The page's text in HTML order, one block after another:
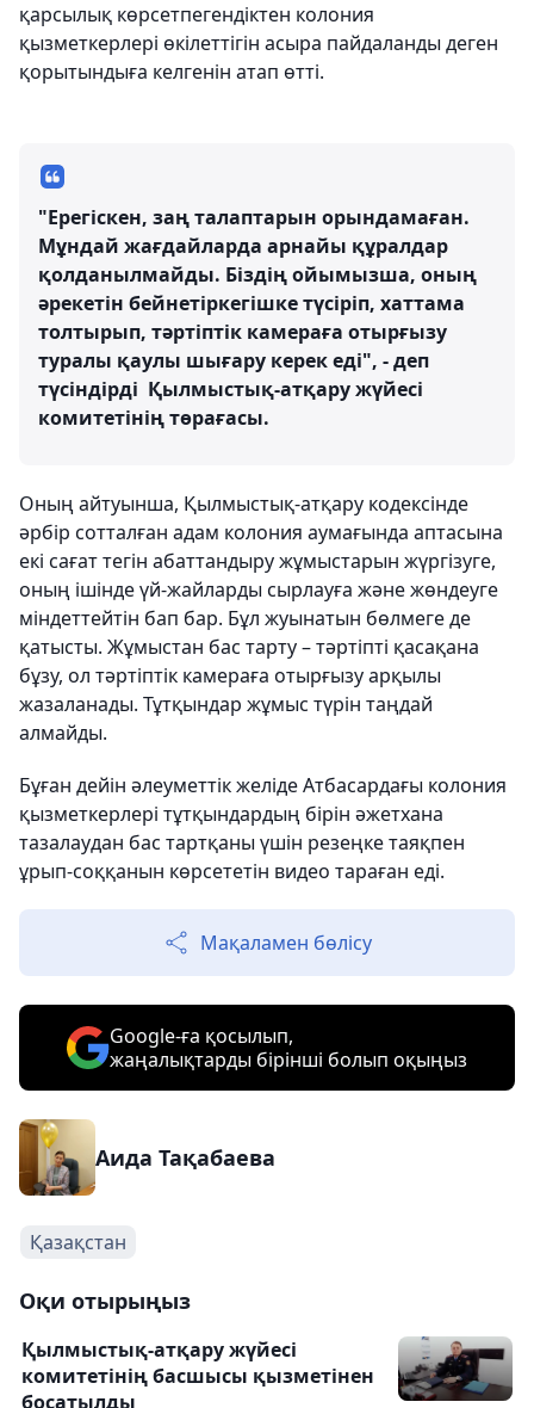
қарсылық көрсетпегендіктен колония
қызметкерлері өкілеттігін асыра пайдаланды деген
қорытындыға келгенін атап өтті.
"Ерегіскен, заң талаптарын орындамаған.
Мұндай жағдайларда арнайы құралдар
қолданылмайды. Біздің ойымызша, оның
әрекетін бейнетіркегішке түсіріп, хаттама
толтырып, тәртіптік камераға отырғызу
туралы қаулы шығару керек еді", - деп
түсіндірді Қылмыстық-атқару жүйесі
комитетінің төрағасы.
Оның айтуынша, Қылмыстық-атқару кодексінде
әрбір сотталған адам колония аумағында аптасына
екі сағат тегін абаттандыру жұмыстарын жүргізуге,
оның ішінде үй-жайларды сырлауға және жөндеуге
міндеттейтін бап бар. Бұл жуынатын бөлмеге де
қатысты. Жұмыстан бас тарту – тәртіпті қасақана
бұзу, ол тәртіптік камераға отырғызу арқылы
жазаланады. Тұтқындар жұмыс түрін таңдай
алмайды.
Бұған дейін әлеуметтік желіде Атбасардағы колония
қызметкерлері тұтқындардың бірін әжетхана
тазалаудан бас тартқаны үшін резеңке таяқпен
ұрып-соққанын көрсететін видео тараған еді.
Мақаламен бөлісу
Google-ға қосылып,
жаңалықтарды бірінші болып оқыңыз
Аида Тақабаева
Қазақстан
Оқи отырыңыз
Қылмыстық-атқару жүйесі
комитетінің басшысы қызметінен
босатылды